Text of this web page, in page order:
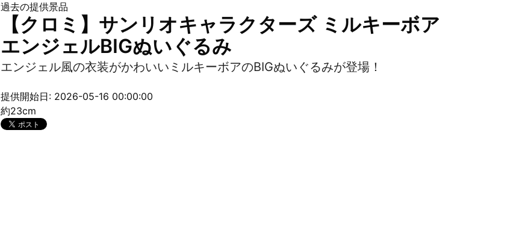
過去の提供景品
【クロミ】サンリオキャラクターズ ミルキーボア
エンジェルBIGぬいぐるみ
エンジェル風の衣装がかわいいミルキーボアのBIGぬいぐるみが登場！
提供開始日: 2026-05-16 00:00:00
約23cm